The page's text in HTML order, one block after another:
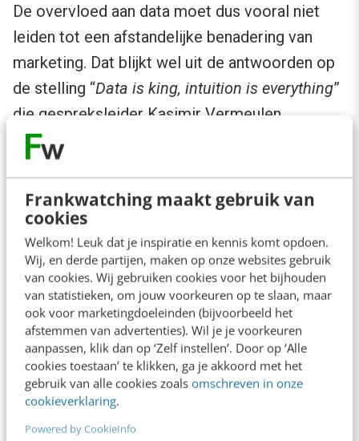
Frankwatching maakt gebruik van
cookies
Welkom! Leuk dat je inspiratie en kennis komt opdoen.
Wij, en derde partijen, maken op onze websites gebruik
van cookies. Wij gebruiken cookies voor het bijhouden
van statistieken, om jouw voorkeuren op te slaan, maar
ook voor marketingdoeleinden (bijvoorbeeld het
afstemmen van advertenties). Wil je je voorkeuren
aanpassen, klik dan op ‘Zelf instellen’. Door op ‘Alle
cookies toestaan’ te klikken, ga je akkoord met het
gebruik van alle cookies zoals omschreven in onze
cookieverklaring.
Powered by CookieInfo
De overvloed aan data moet dus vooral niet
leiden tot een afstandelijke benadering van
marketing. Dat blijkt wel uit de antwoorden op
de stelling “Data is king, intuition is everything”
die gespreksleider Kasimir Vermeulen
(Energize) aan de CMO’s voorlegde. Een goede
marketeer bezit een gezonde dosis intuïtie en
onderbuikgevoel. “Eerst het gevoel, het
gesprek en dan pas het Excel-spreadsheet”,
verwoordt een van de CMO’s het. “Je intuïtie
kun je vervolgens staven aan de hand van
bijvoorbeeld neuromarketingonderzoek. Want
je zult wel data moeten kunnen opleveren om
aan te tonen dat je intuïtie juist is.Without data
you are just another person with an opinion.
Personalisatie kan wonderen doen,